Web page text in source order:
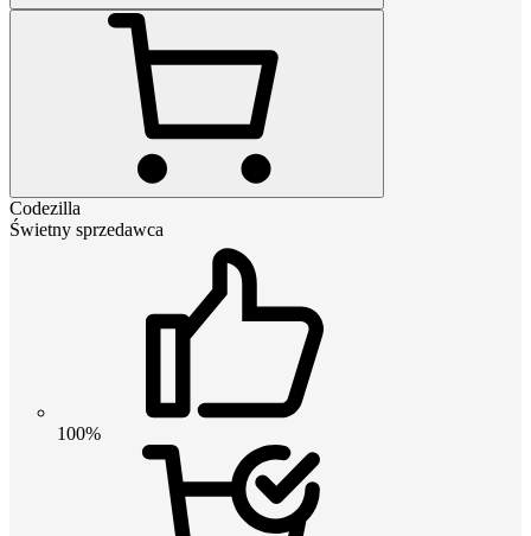
Codezilla
Świetny sprzedawca
100%